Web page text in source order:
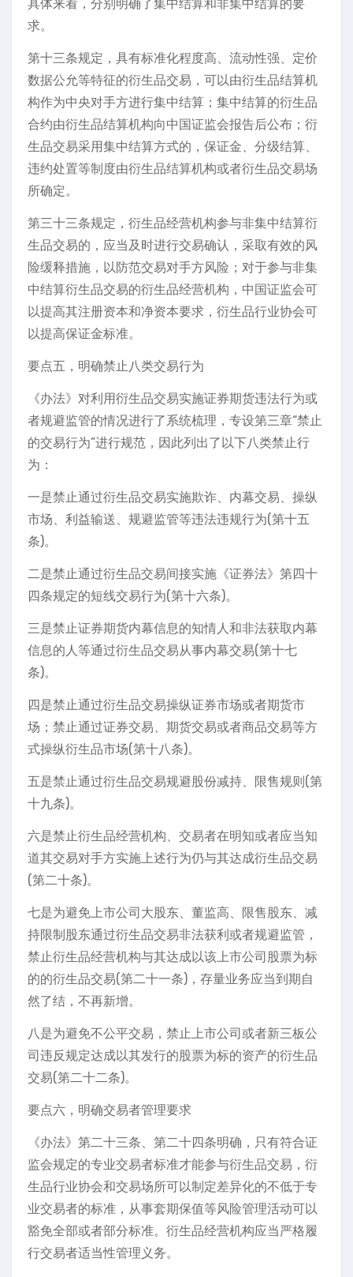
具体来看，分别明确了集中结算和非集中结算的要
求。
第十三条规定，具有标准化程度高、流动性强、定价
数据公允等特征的衍生品交易，可以由衍生品结算机
构作为中央对手方进行集中结算；集中结算的衍生品
合约由衍生品结算机构向中国证监会报告后公布；衍
生品交易采用集中结算方式的，保证金、分级结算、
违约处置等制度由衍生品结算机构或者衍生品交易场
所确定。
第三十三条规定，衍生品经营机构参与非集中结算衍
生品交易的，应当及时进行交易确认，采取有效的风
险缓释措施，以防范交易对手方风险；对于参与非集
中结算衍生品交易的衍生品经营机构，中国证监会可
以提高其注册资本和净资本要求，衍生品行业协会可
以提高保证金标准。
要点五，明确禁止八类交易行为
《办法》对利用衍生品交易实施证券期货违法行为或
者规避监管的情况进行了系统梳理，专设第三章“禁止
的交易行为”进行规范，因此列出了以下八类禁止行
为：
一是禁止通过衍生品交易实施欺诈、内幕交易、操纵
市场、利益输送、规避监管等违法违规行为(第十五
条)。
二是禁止通过衍生品交易间接实施《证券法》第四十
四条规定的短线交易行为(第十六条)。
三是禁止证券期货内幕信息的知情人和非法获取内幕
信息的人等通过衍生品交易从事内幕交易(第十七
条)。
四是禁止通过衍生品交易操纵证券市场或者期货市
场；禁止通过证券交易、期货交易或者商品交易等方
式操纵衍生品市场(第十八条)。
五是禁止通过衍生品交易规避股份减持、限售规则(第
十九条)。
六是禁止衍生品经营机构、交易者在明知或者应当知
道其交易对手方实施上述行为仍与其达成衍生品交易
(第二十条)。
七是为避免上市公司大股东、董监高、限售股东、减
持限制股东通过衍生品交易非法获利或者规避监管，
禁止衍生品经营机构与其达成以该上市公司股票为标
的的衍生品交易(第二十一条)，存量业务应当到期自
然了结，不再新增。
八是为避免不公平交易，禁止上市公司或者新三板公
司违反规定达成以其发行的股票为标的资产的衍生品
交易(第二十二条)。
要点六，明确交易者管理要求
《办法》第二十三条、第二十四条明确，只有符合证
监会规定的专业交易者标准才能参与衍生品交易，衍
生品行业协会和交易场所可以制定差异化的不低于专
业交易者的标准，从事套期保值等风险管理活动可以
豁免全部或者部分标准。衍生品经营机构应当严格履
行交易者适当性管理义务。